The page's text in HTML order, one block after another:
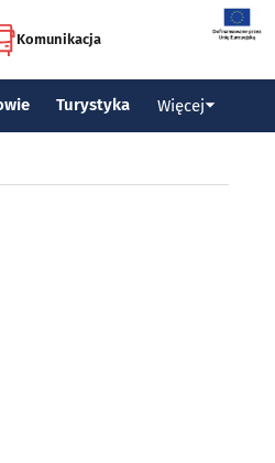
Komunikacja
Turystyka Więcej